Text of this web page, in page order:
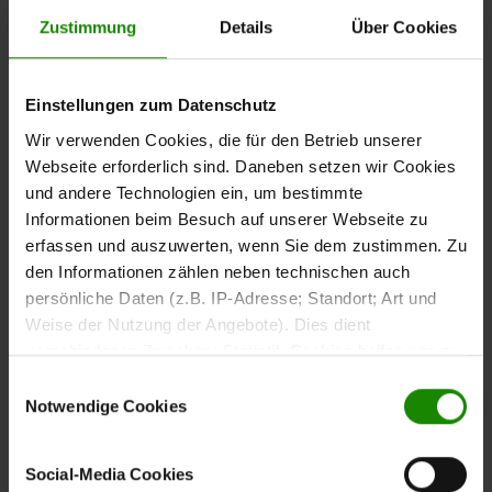
Zustimmung Details Über Cookies
Einstellungen zum Datenschutz
Wir verwenden Cookies, die für den Betrieb unserer
Webseite erforderlich sind. Daneben setzen wir Cookies
und andere Technologien ein, um bestimmte
Informationen beim Besuch auf unserer Webseite zu
erfassen und auszuwerten, wenn Sie dem zustimmen. Zu
den Informationen zählen neben technischen auch
persönliche Daten (z.B. IP-Adresse; Standort; Art und
Weise der Nutzung der Angebote). Dies dient
verschiedenen Zwecken: Statistik Cookies helfen uns zu
nutzen, indem sie Informationen sammeln und sie
anonymisiert für statistische Zwecke auszuwerten.
Marketing Cookies helfen uns, Ihnen personalisierte
Werbung anzuzeigen. Social-Media-Cookies ermöglichen
Notwendige Cookies
Social-Media Cookies
moderne Kontraste
Die Gestaltung wird durch
sowie satinmattes Parsolglas in Anthrazit
Anthrazitfarbene Metallgriffe
Oberfläche setzen dezente Akzente und runden das
Gesamtbild ab. Die Kombination aus Holz, Glas und Kork
verleiht dem Highboard eine moderne und zugleich
wohnliche Wirkung.
Durchdachte Aufteilung
für mehr Ordnung
Holztüren und eine Schublade
. Die verschiedenen